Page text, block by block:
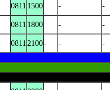
0811 1500 - -
0811 1800 - -
0811 2100- -
-